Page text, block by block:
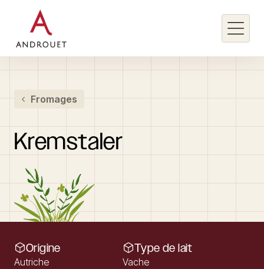
Rechercher un mot clé
Fromages
Kremstaler
Origine
Autriche
Type de lait
Vache